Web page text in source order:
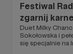
Festiwal
zgarnij
Duet Milky
Sokołowska i
się specjalnie na